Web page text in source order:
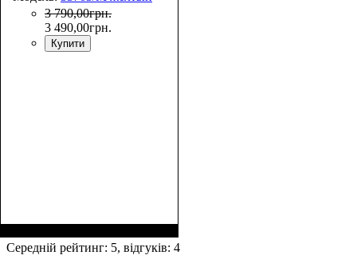
3 790,00грн.
3 490,00грн.
Купити
66х44х27
Середній рейтинг: 5, відгуків: 4